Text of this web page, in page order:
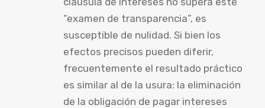
“examen de transparencia”, es
susceptible de nulidad. Si bien los
efectos precisos pueden diferir,
frecuentemente el resultado práctico
es similar al de la usura: la eliminación
de la obligación de pagar intereses